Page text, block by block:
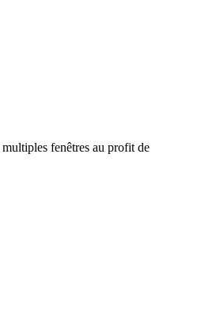
fenêtres au profit de